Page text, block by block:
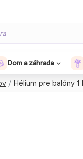
Dom a záhrada
Hélium pre balóny 1